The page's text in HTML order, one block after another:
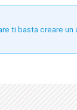
ti basta creare